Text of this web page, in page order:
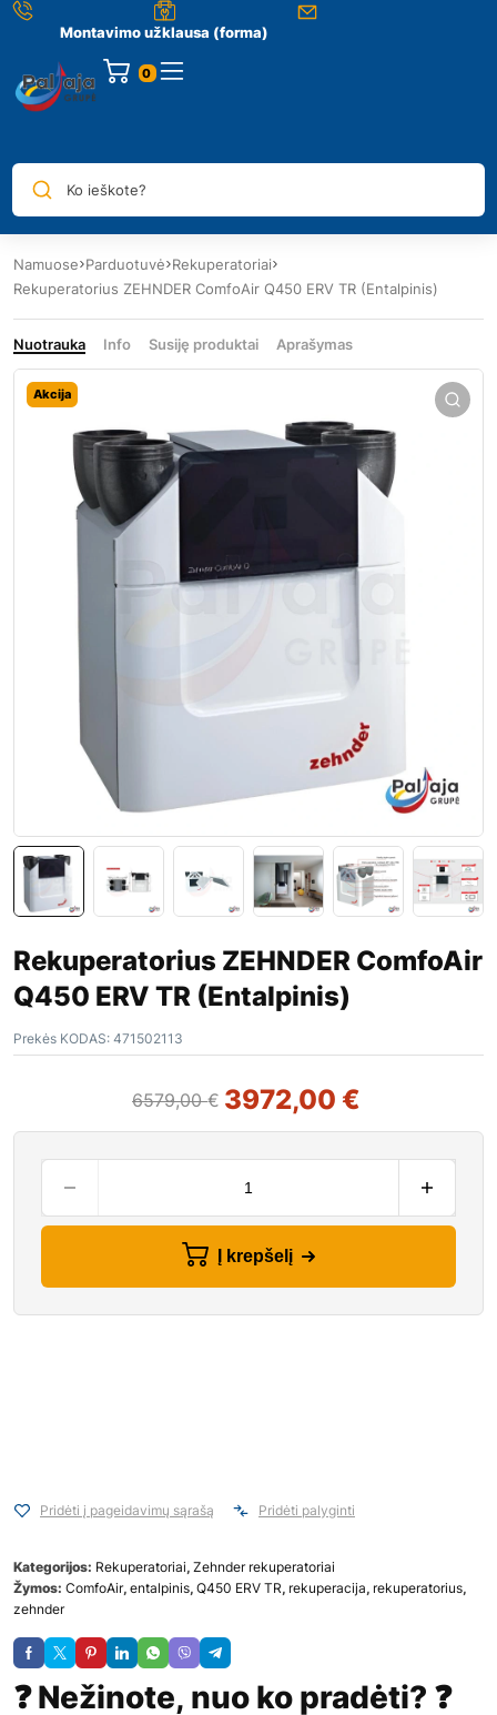
Montavimo užklausa (forma)
0
Ko ieškote?
Namuose Parduotuvė Rekuperatoriai
Rekuperatorius ZEHNDER ComfoAir Q450 ERV TR (Entalpinis)
Nuotrauka Info Susiję produktai Aprašymas
Akcija
Rekuperatorius ZEHNDER ComfoAir
Q450 ERV TR (Entalpinis)
Prekės KODAS: 471502113
6579,00€ 3972,00 €
Į krepšelį
Pridėti į pageidavimų sąrašą Pridėti palyginti
Kategorijos: Rekuperatoriai, Zehnder rekuperatoriai
Žymos: ComfoAir, entalpinis, Q450 ERV TR, rekuperacija, rekuperatorius,
zehnder
❓ Nežinote, nuo ko pradėti? ❓